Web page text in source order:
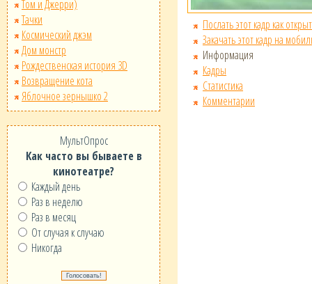
Том и Джерри)
Тачки
Космический джэм
Дом монстр
Рождественская история 3D
Возвращение кота
Яблочное зернышко 2
МультОпрос
Как часто вы бываете в
кинотеатре?
Каждый день
Раз в неделю
Раз в месяц
От случая к случаю
Никогда
Послать этот кадр как
Закачать этот кадр на
Информация
Кадры
Статистика
Комментарии